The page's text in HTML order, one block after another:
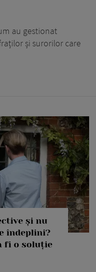
au gestionat
și surorilor care
și nu
îndeplini?
fi o soluție